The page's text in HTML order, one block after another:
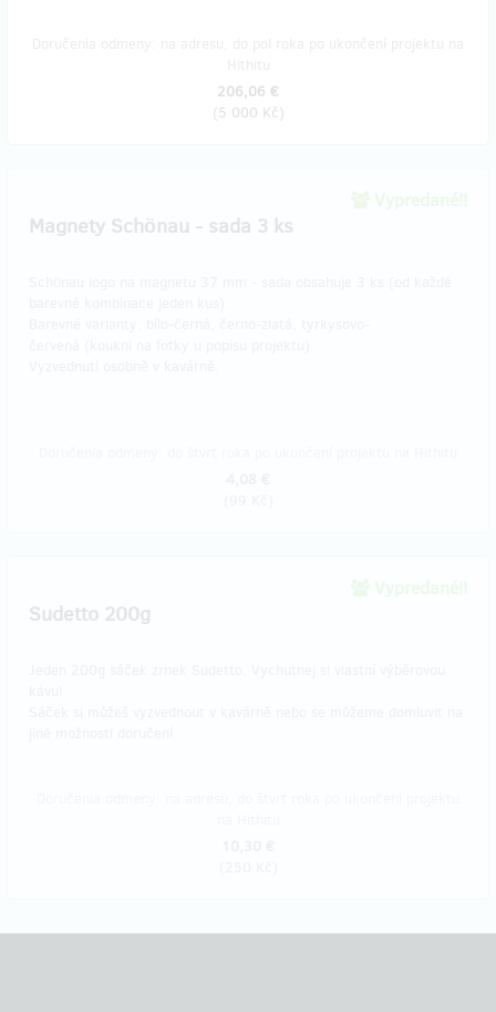
206,06 €
(5 000 Kč)
Magnety Schönau - sada 3 ks
Sudetto 200g